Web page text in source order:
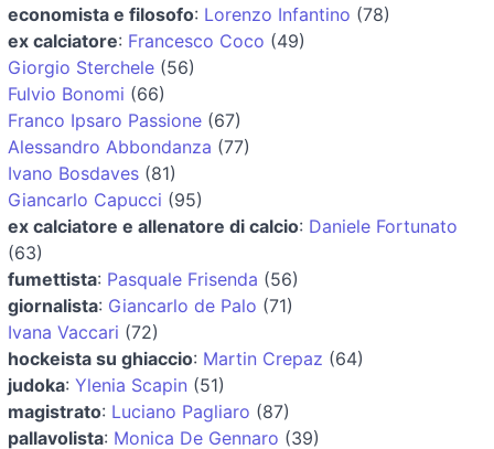
economista e filosofo: Lorenzo Infantino (78)
ex calciatore: Francesco Coco (49)
Giorgio Sterchele (56)
Fulvio Bonomi (66)
Franco Ipsaro Passione (67)
Alessandro Abbondanza (77)
Ivano Bosdaves (81)
Giancarlo Capucci (95)
ex calciatore e allenatore di calcio: Daniele Fortunato
(63)
fumettista: Pasquale Frisenda (56)
giornalista: Giancarlo de Palo (71)
Ivana Vaccari (72)
hockeista su ghiaccio: Martin Crepaz (64)
judoka: Ylenia Scapin (51)
magistrato: Luciano Pagliaro (87)
pallavolista: Monica De Gennaro (39)